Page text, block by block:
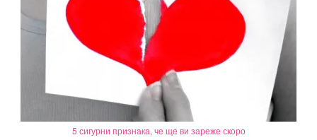
5 сигурни признака, че ще ви зареже скоро